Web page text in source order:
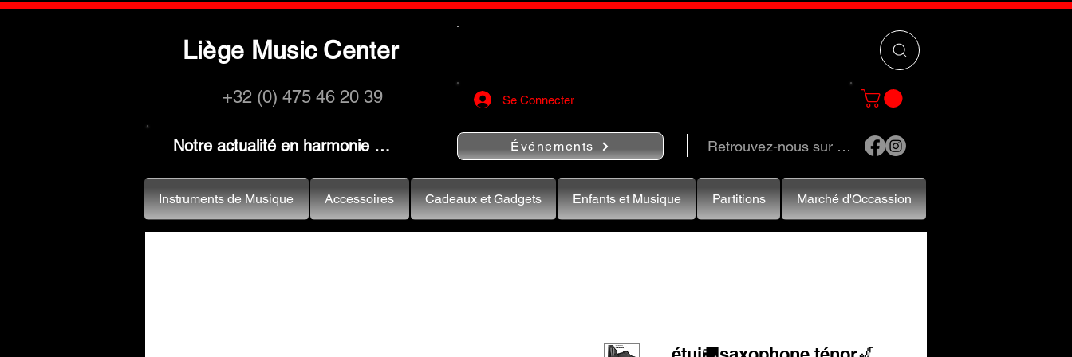
Liège Music Center
+32 (0) 475 46 20 39 Se Connecter
Notre actualité en harmonie … Événements Retrouvez-nous sur …
Instruments de Musique Accessoires Cadeaux et Gadgets Enfants et Musique Partitions Marché d'Occassion